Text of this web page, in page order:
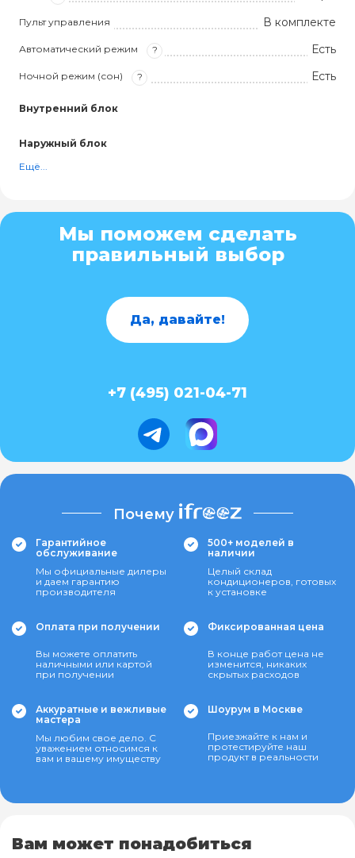
Пульт управления В комплекте
Автоматический режим ? Есть
Ночной режим (сон) ? Есть
Внутренний блок
Наружный блок
Ещё...
Мы поможем сделать
правильный выбор
Да, давайте!
+7 (495) 021-04-71
Почему
Гарантийное
обслуживание
Мы официальные дилеры
и даем гарантию
производителя
500+ моделей в
наличии
Целый склад
кондиционеров, готовых
к установке
Оплата при получении
Вы можете оплатить
наличными или картой
при получении
Фиксированная цена
В конце работ цена не
изменится, никаких
скрытых расходов
Аккуратные и вежливые
мастера
Мы любим свое дело. С
уважением относимся к
вам и вашему имуществу
Шоурум в Москве
Приезжайте к нам и
протестируйте наш
продукт в реальности
Вам может понадобиться